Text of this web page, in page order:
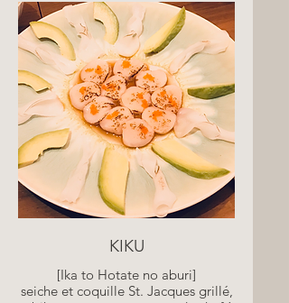
KIKU
[Ika to Hotate no aburi]
seiche et coquille St. Jacques grillé,